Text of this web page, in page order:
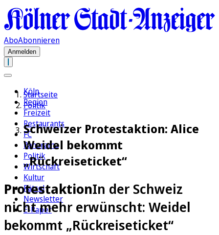
AboAbonnieren
Anmelden
Köln
Region
Freizeit
Restaurants
FC
Panorama
Politik
Wirtschaft
Kultur
Rätsel
Newsletter
E-Paper
Startseite
Politik
Schweizer Protestaktion: Alice
Weidel bekommt
„Rückreiseticket“
ProtestaktionIn der Schweiz
nicht mehr erwünscht: Weidel
bekommt „Rückreiseticket“